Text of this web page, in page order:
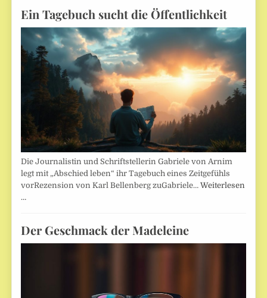
Ein Tagebuch sucht die Öffentlichkeit
Die Journalistin und Schriftstellerin Gabriele von Arnim
legt mit „Abschied leben“ ihr Tagebuch eines Zeitgefühls
vorRezension von Karl Bellenberg zuGabriele…Weiterlesen
…
Der Geschmack der Madeleine